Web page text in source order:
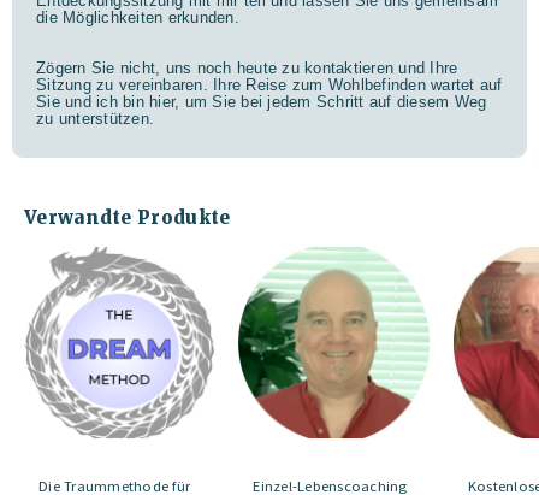
die Möglichkeiten erkunden.
Zögern Sie nicht, uns noch heute zu kontaktieren und Ihre
Sitzung zu vereinbaren. Ihre Reise zum Wohlbefinden wartet auf
Sie und ich bin hier, um Sie bei jedem Schritt auf diesem Weg
zu unterstützen.
Verwandte Produkte
Die Traummethode für
Einzel-Lebenscoaching